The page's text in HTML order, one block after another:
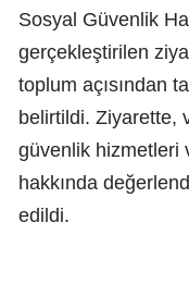
Sosyal Güvenlik
gerçekleştirilen
toplum açısından
belirtildi. Ziyarette,
güvenlik hizmetleri
hakkında
edildi.